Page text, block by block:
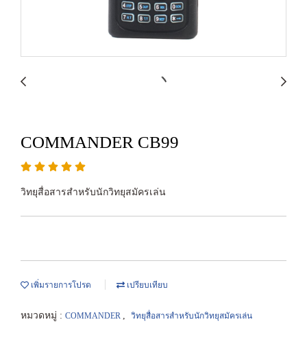
COMMANDER CB99
วิทยุสื่อสารสำหรับนักวิทยุสมัครเล่น
เพิ่มรายการโปรด เปรียบเทียบ
หมวดหมู่ : COMMANDER , วิทยุสื่อสารสำหรับนักวิทยุสมัครเล่น